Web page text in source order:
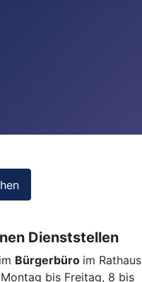
Dienststellen
Bürgerbüro im Rathaus
bis Freitag, 8 bis